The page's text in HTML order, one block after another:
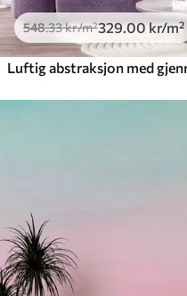
548.33kr/m²329.00kr/m²